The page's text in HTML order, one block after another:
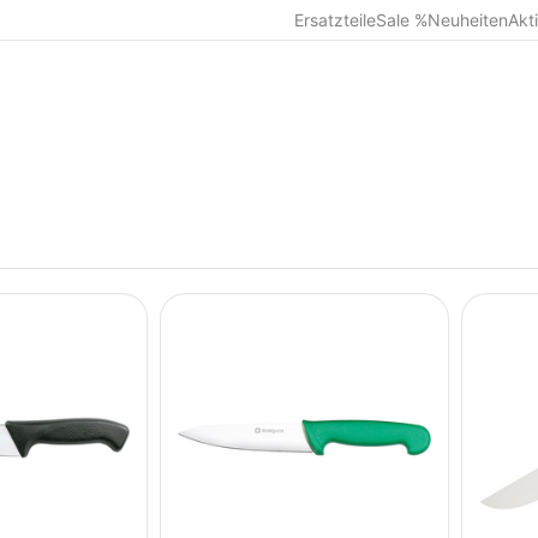
ErsatzteileSale %Neuheiten